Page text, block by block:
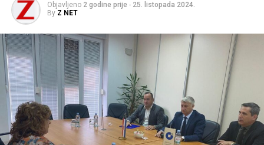
Objavljeno 2 godine prije - 25. listopada 2024.
By Z NET